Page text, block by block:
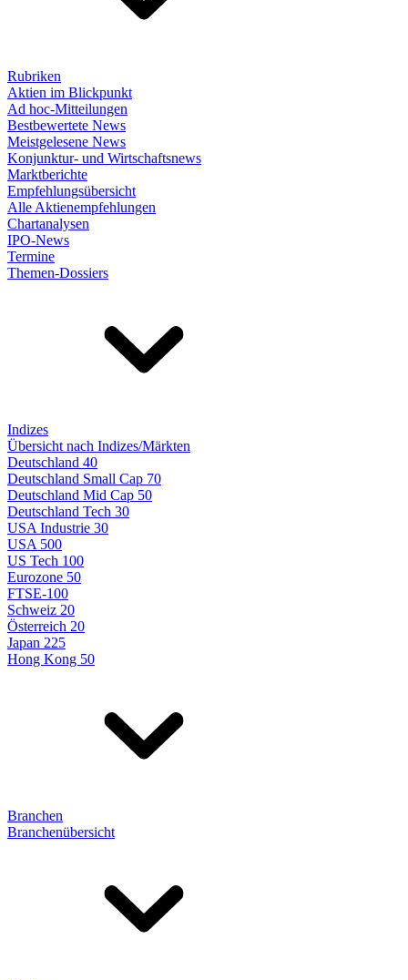
Rubriken
Aktien im Blickpunkt
Ad hoc-Mitteilungen
Bestbewertete News
Meistgelesene News
Konjunktur- und Wirtschaftsnews
Marktberichte
Empfehlungsübersicht
Alle Aktienempfehlungen
Chartanalysen
IPO-News
Termine
Themen-Dossiers
Indizes
Übersicht nach Indizes/Märkten
Deutschland 40
Deutschland Small Cap 70
Deutschland Mid Cap 50
Deutschland Tech 30
USA Industrie 30
USA 500
US Tech 100
Eurozone 50
FTSE-100
Schweiz 20
Österreich 20
Japan 225
Hong Kong 50
Branchen
Branchenübersicht